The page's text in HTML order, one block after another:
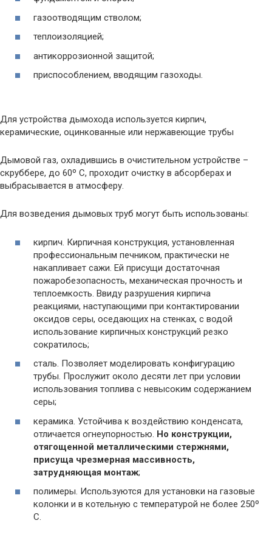
газоотводящим стволом;
теплоизоляцией;
антикоррозионной защитой;
приспособлением, вводящим газоходы.
Для устройства дымохода используется кирпич,
керамические, оцинкованные или нержавеющие трубы
Дымовой газ, охладившись в очистительном устройстве –
скруббере, до 60º С, проходит очистку в абсорберах и
выбрасывается в атмосферу.
Для возведения дымовых труб могут быть использованы:
кирпич. Кирпичная конструкция, установленная
профессиональным печником, практически не
накапливает сажи. Ей присущи достаточная
пожаробезопасность, механическая прочность и
теплоемкость. Ввиду разрушения кирпича
реакциями, наступающими при контактировании
оксидов серы, оседающих на стенках, с водой
использование кирпичных конструкций резко
сократилось;
сталь. Позволяет моделировать конфигурацию
трубы. Прослужит около десяти лет при условии
использования топлива с невысоким содержанием
серы;
керамика. Устойчива к воздействию конденсата,
отличается огнеупорностью. Но конструкции,
отягощенной металлическими стержнями,
присуща чрезмерная массивность,
затрудняющая монтаж;
полимеры. Используются для установки на газовые
колонки и в котельную с температурой не более 250º
С.